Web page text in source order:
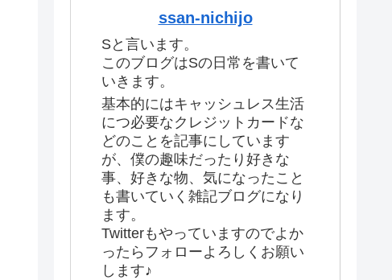
ssan-nichijo
Sと言います。
このブログはSの日常を書いて
いきます。
基本的にはキャッシュレス生活
につ必要なクレジットカードな
どのことを記事にしています
が、僕の趣味だったり好きな
事、好きな物、気になったこと
も書いていく雑記ブログになり
ます。
Twitterもやっていますのでよか
ったらフォローよろしくお願い
します♪